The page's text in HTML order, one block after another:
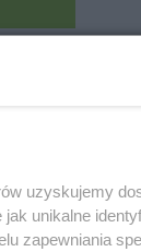
uzyskujemy
unikalne
zapewniania